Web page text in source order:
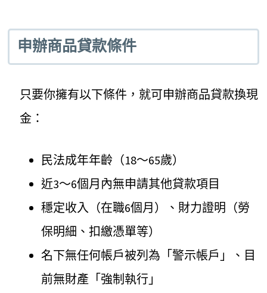
申辦商品貸款條件
只要你擁有以下條件，就可申辦商品貸款換現
金：
民法成年年齡（18～65歲）
近3～6個月內無申請其他貸款項目
穩定收入（在職6個月）、財力證明（勞
保明細、扣繳憑單等）
名下無任何帳戶被列為「警示帳戶」、目
前無財產「強制執行」